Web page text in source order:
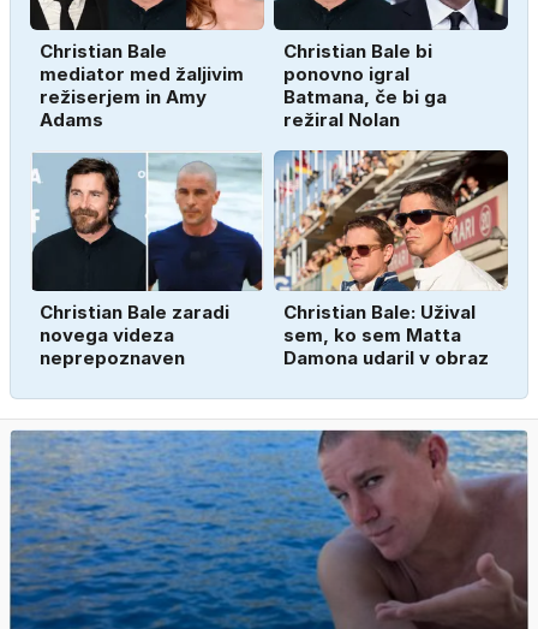
Christian Bale
mediator med žaljivim
režiserjem in Amy
Adams
Christian Bale bi
ponovno igral
Batmana, če bi ga
režiral Nolan
Christian Bale zaradi
novega videza
neprepoznaven
Christian Bale: Užival
sem, ko sem Matta
Damona udaril v obraz